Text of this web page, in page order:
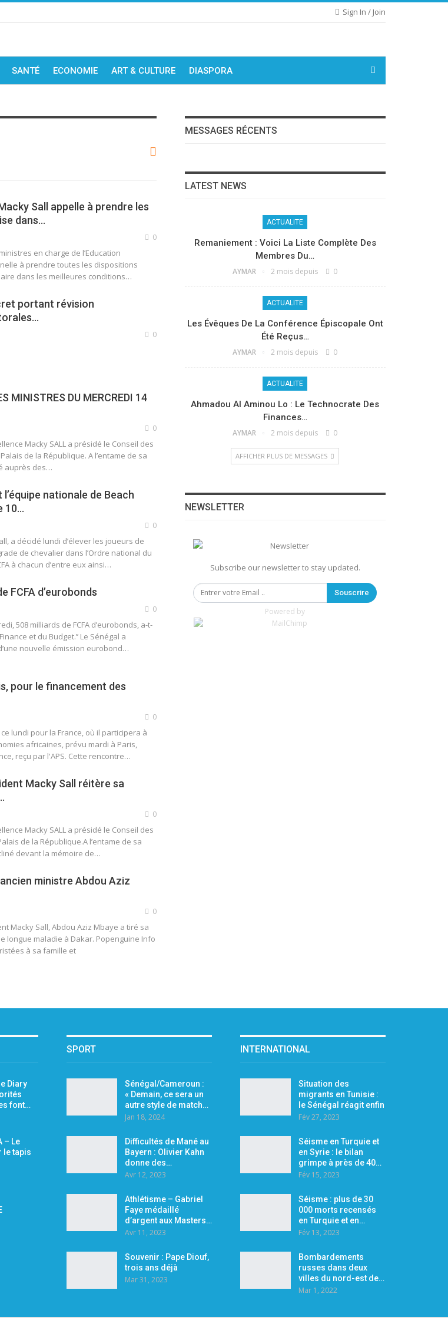
Sign In / Join
SANTÉ ECONOMIE ART & CULTURE DIASPORA
Sall appelle à prendre les
dans…
0
en charge de l’Education
à prendre toutes les dispositions
dans les meilleures conditions…
portant révision
0
MINISTRES DU MERCREDI 14
0
Macky SALL a présidé le Conseil des
de la République. A l’entame de sa
auprès des…
nationale de Beach
10…
0
a décidé lundi d’élever les joueurs de
de chevalier dans l’Ordre national du
à chacun d’entre eux ainsi…
FCFA d’eurobonds
0
508 milliards de FCFA d’eurobonds, a-t-
et du Budget.’’ Le Sénégal a
nouvelle émission eurobond…
pour le financement des
0
lundi pour la France, où il participera à
africaines, prévu mardi à Paris,
reçu par l'APS. Cette rencontre…
Macky Sall réitère sa
0
Macky SALL a présidé le Conseil des
de la République.A l’entame de sa
devant la mémoire de…
ministre Abdou Aziz
0
Macky Sall, Abdou Aziz Mbaye a tiré sa
longue maladie à Dakar. Popenguine Info
à sa famille et
MESSAGES RÉCENTS
LATEST NEWS
ACTUALITE
Remaniement : Voici La Liste Complète Des
Membres Du…
AYMAR 2 mois depuis 0
ACTUALITE
Les Évêques De La Conférence Épiscopale Ont
Été Reçus…
AYMAR 2 mois depuis 0
ACTUALITE
Ahmadou Al Aminou Lo : Le Technocrate Des
Finances…
AYMAR 2 mois depuis 0
AFFICHER PLUS DE MESSAGES
NEWSLETTER
Subscribe our newsletter to stay updated.
Souscrire
Powered by
Diary
font…
– Le
le tapis
SPORT
Sénégal/Cameroun :
« Demain, ce sera un
autre style de match…
Jan 18, 2024
Difficultés de Mané au
Bayern : Olivier Kahn
donne des…
Avr 12, 2023
Athlétisme – Gabriel
Faye médaillé
d’argent aux Masters…
Avr 11, 2023
Souvenir : Pape Diouf,
trois ans déjà
Mar 31, 2023
INTERNATIONAL
Situation des
migrants en Tunisie :
le Sénégal réagit enfin
Fév 27, 2023
Séisme en Turquie et
en Syrie : le bilan
grimpe à près de 40…
Fév 15, 2023
Séisme : plus de 30
000 morts recensés
en Turquie et en…
Fév 13, 2023
Bombardements
russes dans deux
villes du nord-est de…
Mar 1, 2022